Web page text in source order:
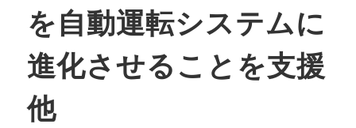
を自動運転システムに
進化させることを支援
他